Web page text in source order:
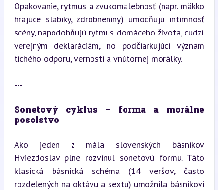
Opakovanie, rytmus a zvukomalebnosť (napr. mäkko
hrajúce slabiky, zdrobneniny) umocňujú intímnosť
scény, napodobňujú rytmus domáceho života, cudzí
verejným deklaráciám, no podčiarkujúci význam
tichého odporu, vernosti a vnútornej morálky.
---
Sonetový cyklus – forma a morálne
posolstvo
Ako jeden z mála slovenských básnikov
Hviezdoslav plne rozvinul sonetovú formu. Táto
klasická básnická schéma (14 veršov, často
rozdelených na oktávu a sextu) umožnila básnikovi